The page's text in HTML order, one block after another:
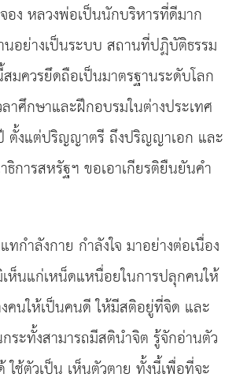
อง หลวงพ่อเป็นนักบริหารที่ดีมาก
อย่างเป็นระบบ สถานที่ปฏิบัติธรรม
ควรยึดถือเป็นมาตรฐานระดับโลก
ลาศึกษาและฝึกอบรมในต่างประเทศ
ตั้งแต่ปริญญาตรี ถึงปริญญาเอก และ
ธิการสหรัฐฯ ขอเอาเกียรติยืนยันคำ
กำลังกาย กำลังใจ มาอย่างต่อเนื่อง
ห็นแก่เหน็ดแหนื่อยในการปลุกคนให้
คนให้เป็นคนดี ให้มีสติอยู่ที่จิด และ
ระทั้งสามารถมีสตินำจิต รู้จักอ่านตัว
ใช้ตัวเป็น เห็นตัวตาย ทั้งนี้เพื่อที่จะ